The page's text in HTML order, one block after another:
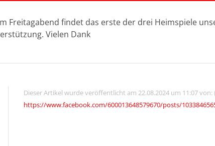
Freitagabend findet das erste der drei Heimspiele
Vielen Dank
Dieser Artikel wurde veröffentlicht am 22.08.2024 um 11:07
https://www.facebook.com/600013648579670/posts/